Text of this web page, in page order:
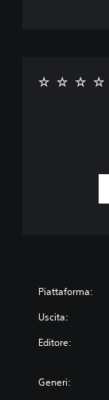
Piattaforma:
Uscita:
Editore:
Generi: